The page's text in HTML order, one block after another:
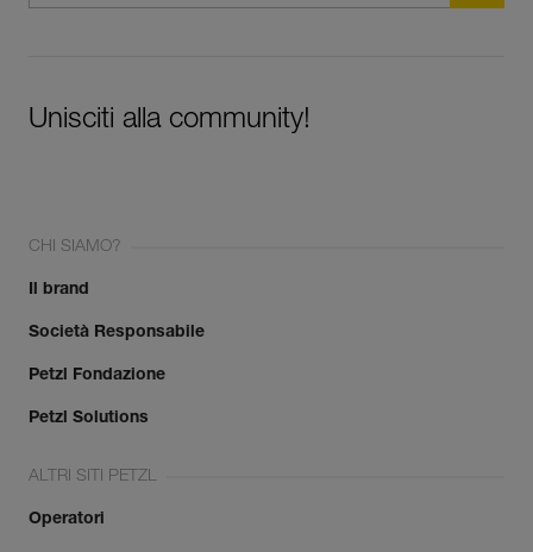
Unisciti alla community!
CHI SIAMO?
Il brand
Società Responsabile
Petzl Fondazione
Petzl Solutions
ALTRI SITI PETZL
Operatori